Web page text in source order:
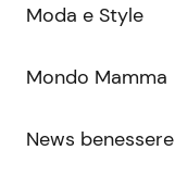
Moda e Style
Mondo Mamma
News benessere